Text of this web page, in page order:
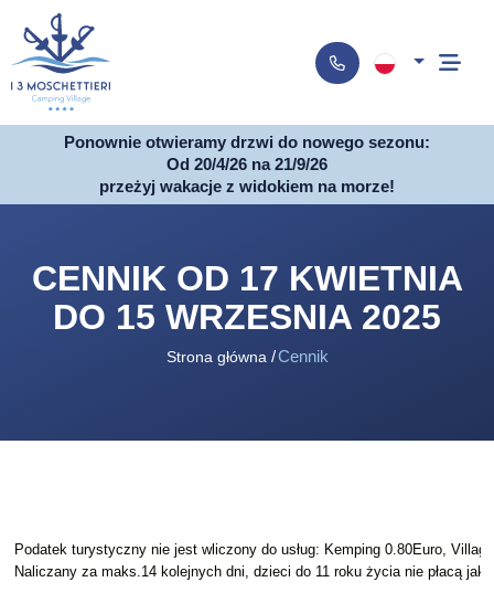
Ponownie otwieramy drzwi do nowego sezonu:
Od 20/4/26 na 21/9/26
przeżyj wakacje z widokiem na morze!
CENNIK OD 17 KWIETNIA
DO 15 WRZESNIA 2025
Strona główna Cennik
Podatek turystyczny nie jest wliczony do usług: Kemping 0.80Euro,
Naliczany za maks.14 kolejnych dni, dzieci do 11 roku życia nie płacą